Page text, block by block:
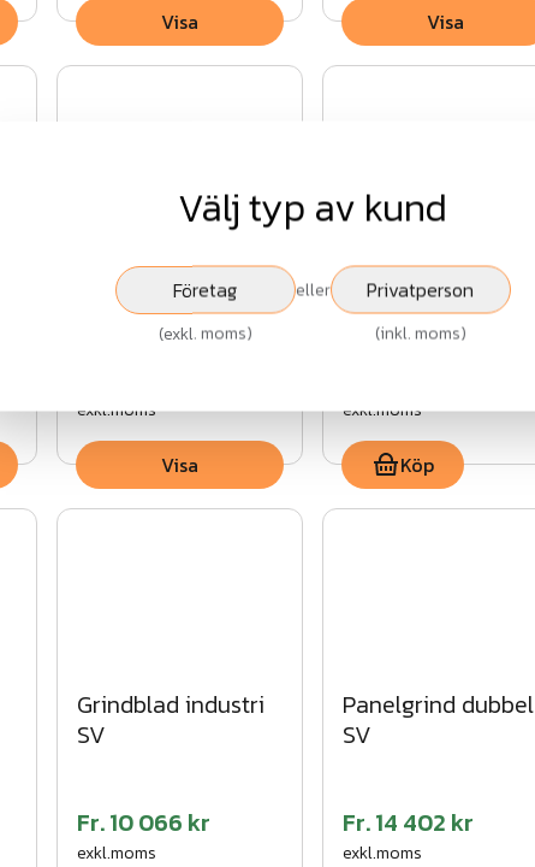
Visa Visa
Panelgrind enkel
exkl.moms
Visa
Mobil Gånggrind
ASSA Lås
exkl.moms
Köp
Grindblad industri
SV
Fr.10 066 kr
exkl.moms
Panelgrind dubbel
SV
Fr.14 402 kr
exkl.moms
Välj typ av kund
Företag
(exkl. moms)
eller Privatperson
(inkl. moms)